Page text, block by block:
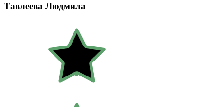
Тавлеева Людмила